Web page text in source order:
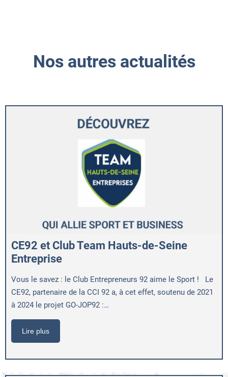
Nos autres actualités
CE92 et Club Team Hauts-de-Seine
Entreprise
Vous le savez : le Club Entrepreneurs 92 aime le Sport ! Le
CE92, partenaire de la CCI 92 a, à cet effet, soutenu de 2021
à 2024 le projet GO-JOP92 :…
Lire plus